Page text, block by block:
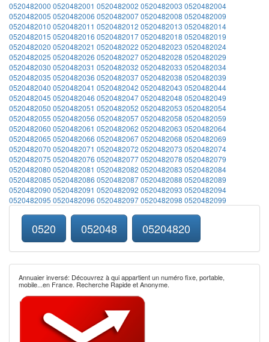
0520482000 0520482001 0520482002 0520482003 0520482004
0520482005 0520482006 05204820070520482008 0520482009
0520482010 0520482011 0520482012 0520482013 0520482014
0520482015 0520482016 05204820170520482018 0520482019
0520482020 0520482021 0520482022 0520482023 0520482024
0520482025 0520482026 05204820270520482028 0520482029
0520482030 0520482031 0520482032 0520482033 0520482034
0520482035 0520482036 05204820370520482038 0520482039
0520482040 0520482041 0520482042 0520482043 0520482044
0520482045 0520482046 05204820470520482048 0520482049
0520482050 0520482051 0520482052 0520482053 0520482054
0520482055 0520482056 05204820570520482058 0520482059
0520482060 0520482061 0520482062 0520482063 0520482064
0520482065 0520482066 05204820670520482068 0520482069
0520482070 0520482071 0520482072 0520482073 0520482074
0520482075 0520482076 05204820770520482078 0520482079
0520482080 0520482081 0520482082 0520482083 0520482084
0520482085 0520482086 05204820870520482088 0520482089
0520482090 0520482091 0520482092 0520482093 0520482094
0520482095 0520482096 05204820970520482098 0520482099
0520 052048 05204820
Annuaier inversé: Découvrez à qui appartient un numéro fixe, portable,
mobile...en France. Recherche Rapide et Anonyme.